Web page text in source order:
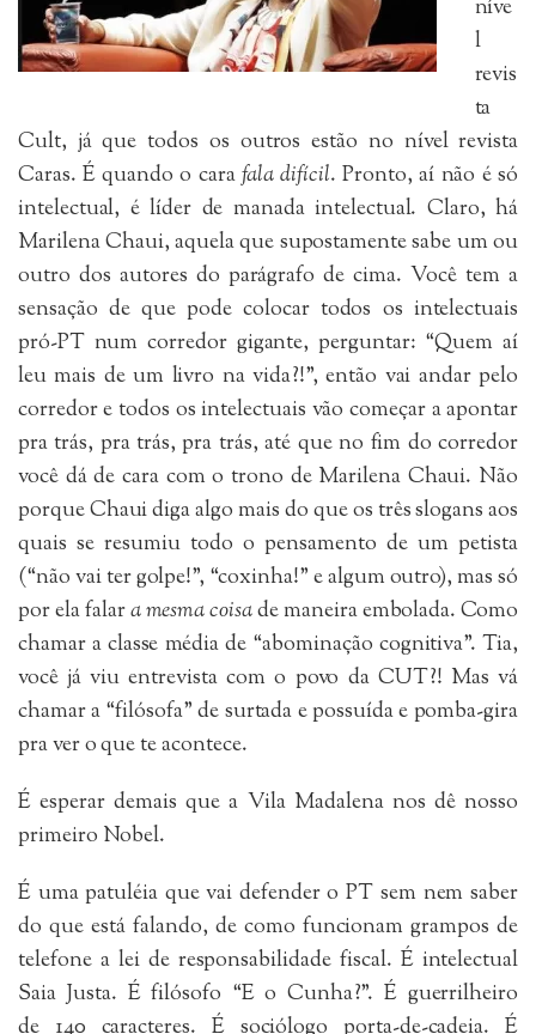
níve
l
revis
ta
Cult, já que todos os outros estão no nível revista
Caras. É quando o carafala difícil. Pronto, aí não é só
intelectual, é líder de manada intelectual. Claro, há
Marilena Chaui, aquela que supostamente sabe um ou
outro dos autores do parágrafo de cima. Você tem a
sensação de que pode colocar todos os intelectuais
pró-PT num corredor gigante, perguntar: “Quem aí
leu mais de um livro na vida?!”, então vai andar pelo
corredor e todos os intelectuais vão começar a apontar
pra trás, pra trás, pra trás, até que no fim do corredor
você dá de cara com o trono de Marilena Chaui. Não
porque Chaui diga algo mais do que os três slogans aos
quais se resumiu todo o pensamento de um petista
(“não vai ter golpe!”, “coxinha!” e algum outro), mas só
por ela falara mesma coisade maneira embolada. Como
chamar a classe média de “abominação cognitiva”. Tia,
você já viu entrevista com o povo da CUT?! Mas vá
chamar a “filósofa” de surtada e possuída e pomba-gira
pra ver o que te acontece.
É esperar demais que a Vila Madalena nos dê nosso
primeiro Nobel.
É uma patuléia que vai defender o PT sem nem saber
do que está falando, de como funcionam grampos de
telefone a lei de responsabilidade fiscal. É intelectual
Saia Justa. É filósofo “E o Cunha?”. É guerrilheiro
de 140 caracteres. É sociólogo porta-de-cadeia. É